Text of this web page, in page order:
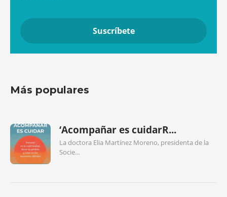
Más populares
‘Acompañar es cuidarR...
La doctora Elia Martínez Moreno, presidenta de la
Socie...